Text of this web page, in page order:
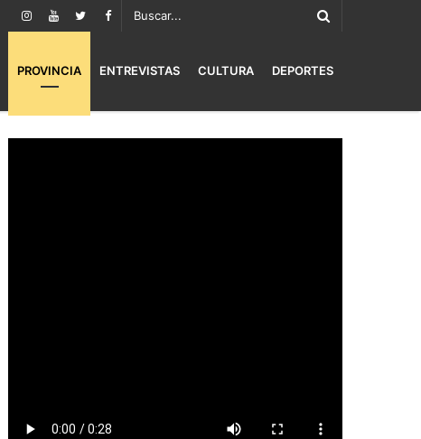
PROVINCIA ENTREVISTAS CULTURA DEPORTES